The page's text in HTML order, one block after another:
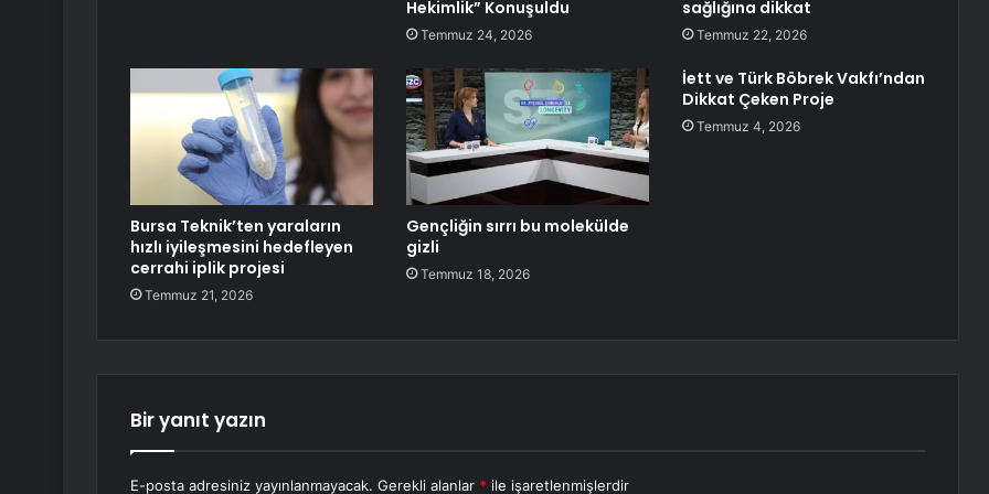
Hekimlik” Konuşuldu
Temmuz 24, 2026
sağlığına dikkat
Temmuz 22, 2026
Bursa Teknik’ten yaraların
hızlı iyileşmesini hedefleyen
cerrahi iplik projesi
Temmuz 21, 2026
Gençliğin sırrı bu molekülde
gizli
Temmuz 18, 2026
İett ve Türk Böbrek Vakfı’ndan
Dikkat Çeken Proje
Temmuz 4, 2026
Bir yanıt yazın
E-posta adresiniz yayınlanmayacak. Gerekli alanlar * ile işaretlenmişlerdir